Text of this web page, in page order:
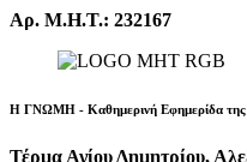
Αρ. Μ.Η.Τ.: 232167
Η ΓΝΩΜΗ - Καθημερινή Εφημερίδα
Τέρμα Αγίου Δημητρίου,